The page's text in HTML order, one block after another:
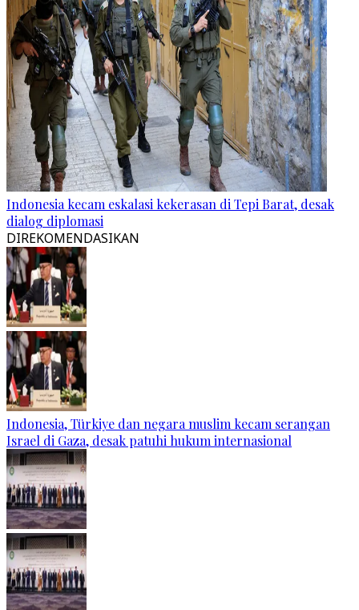
Indonesia kecam eskalasi kekerasan di Tepi Barat, desak
dialog diplomasi
DIREKOMENDASIKAN
Indonesia, Türkiye dan negara muslim kecam serangan
Israel di Gaza, desak patuhi hukum internasional